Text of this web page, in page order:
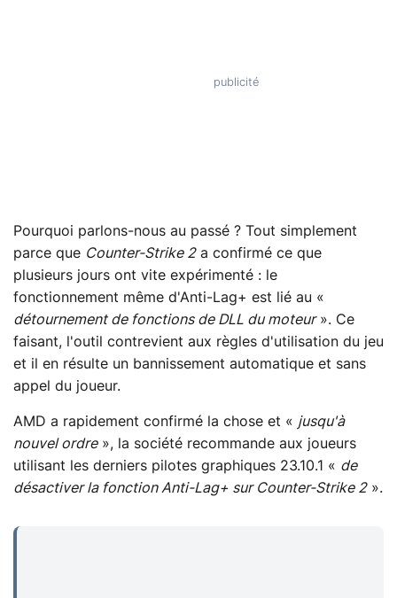
Pourquoi parlons-nous au passé ? Tout simplement
parce que Counter-Strike 2a confirmé ce que
plusieurs jours ont vite expérimenté : le
fonctionnement même d'Anti-Lag+ est lié au «
détournement de fonctions de DLL du moteur». Ce
faisant, l'outil contrevient aux règles d'utilisation du jeu
et il en résulte un bannissement automatique et sans
appel du joueur.
AMD a rapidement confirmé la chose et « jusqu'à
nouvel ordre», la société recommande aux joueurs
utilisant les derniers pilotes graphiques 23.10.1 « de
désactiver la fonction Anti-Lag+ sur Counter-Strike 2».